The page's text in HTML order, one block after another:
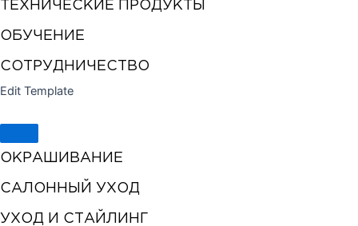
ТЕХНИЧЕСКИЕ ПРОДУКТЫ
ОБУЧЕНИЕ
СОТРУДНИЧЕСТВО
Edit Template
ОКРАШИВАНИЕ
САЛОННЫЙ УХОД
УХОД И СТАЙЛИНГ